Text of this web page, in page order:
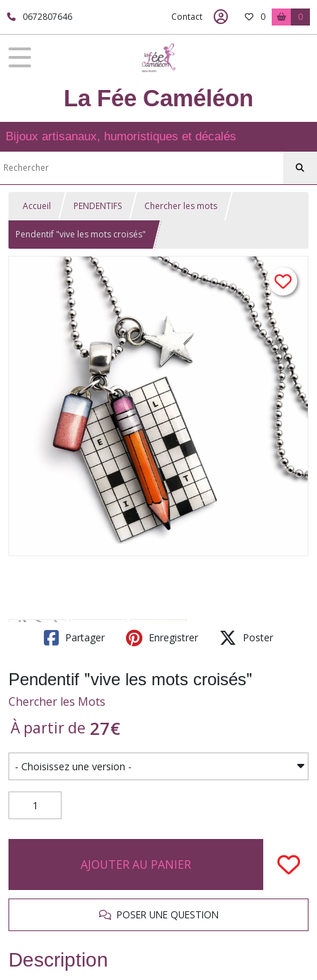
0672807646 Contact 0 0
La Fée Caméléon
Bijoux artisanaux, humoristiques et décalés
Accueil PENDENTIFS Chercher les mots
Pendentif "vive les mots croisés"
Partager Enregistrer Poster
Pendentif "vive les mots croisés"
Chercher les Mots
À partir de 27€
AJOUTER AU PANIER
POSER UNE QUESTION
Description